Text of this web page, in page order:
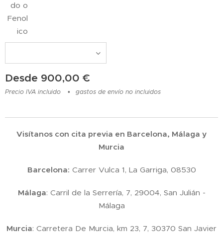
do o
Fenol
ico
Desde 900,00 €
Precio IVA incluido gastos de envío no incluidos
Visítanos con cita previa en Barcelona, Málaga y
Murcia
Barcelona: Carrer Vulca 1, La Garriga, 08530
Málaga: Carril de la Serrería, 7, 29004, San Julián -
Málaga
Murcia: Carretera De Murcia, km 23, 7, 30370 San Javier